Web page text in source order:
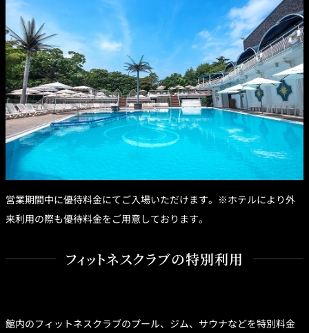
営業期間中に優待料金にてご入場いただけます。※ホテルにより外
来利用の際も優待料金をご用意しております。
フィットネスクラブの特別利用
館内のフィットネスクラブのプール、ジム、サウナなどを特別料金